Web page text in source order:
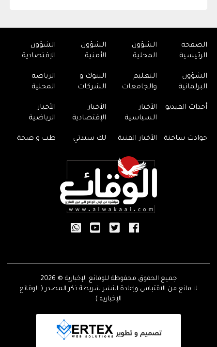
الصفحة
الرئيسية
الشؤون
المحلية
الشؤون
الأمنية
الشؤون
الإقتصادية
الشؤون
البرلمانية
التعليم
والجامعات
البنوك و
الشركات
الرياضة
المحلية
أحداث الفيديو
الأخبار
السياسية
الأخبار
الإقتصادية
الأخبار
الرياضية
حوادث ساخنة الأخبار الفنية لك سيدتي طب و صحة
جميع الحقوق محفوظة للوقائع الإخبارية © 2026
لا مانع من الاقتباس وإعادة النشر شريطة ذكر المصدر ( الوقائع
الإخبارية )
تصميم و تطوير